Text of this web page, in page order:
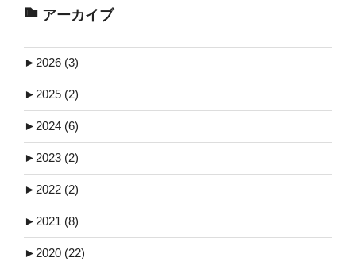
アーカイブ
► 2026 (3)
► 2025 (2)
► 2024 (6)
► 2023 (2)
► 2022 (2)
► 2021 (8)
► 2020 (22)